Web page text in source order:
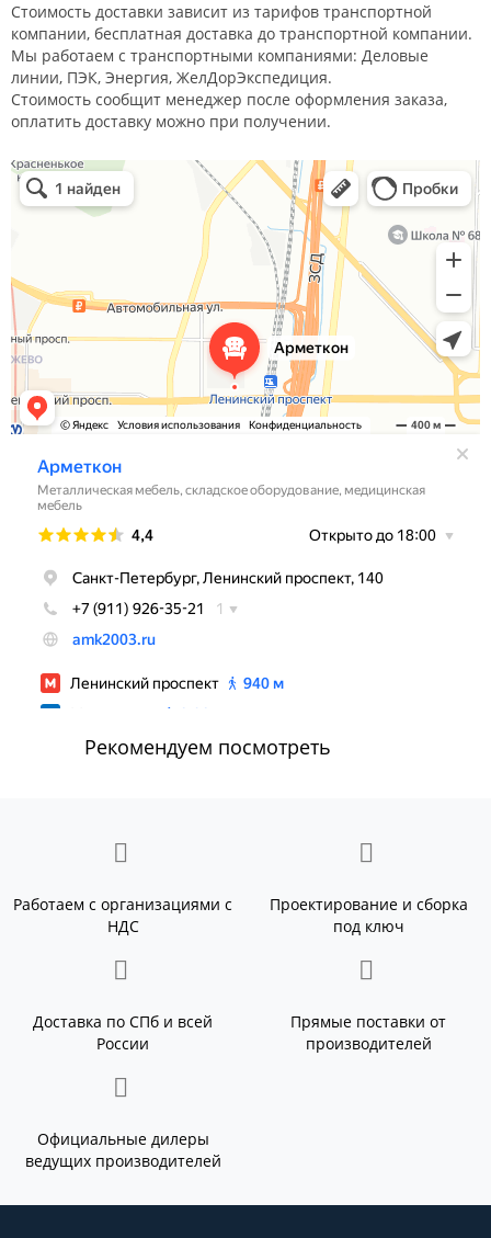
Стоимость доставки зависит из тарифов транспортной
компании, бесплатная доставка до транспортной компании.
Мы работаем с транспортными компаниями: Деловые
линии, ПЭК, Энергия, ЖелДорЭкспедиция.
Стоимость сообщит менеджер после оформления заказа,
оплатить доставку можно при получении.
Арметкон
Металлическая мебель в Санкт‑Петербурге
Торговое оборудование в Санкт‑Петербурге
Рекомендуем посмотреть
Работаем с организациями с
НДС
Проектирование и сборка
под ключ
Доставка по СПб и всей
России
Прямые поставки от
производителей
Официальные дилеры
ведущих производителей